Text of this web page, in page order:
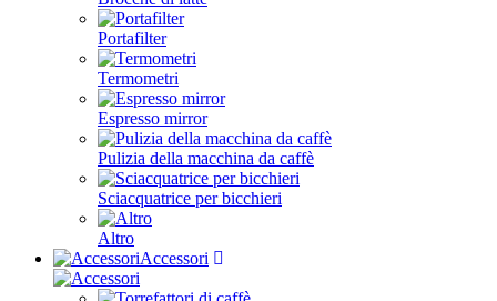
Portafilter
Termometri
Espresso mirror
Pulizia della macchina da caffè
Sciacquatrice per bicchieri
Altro
Accessori